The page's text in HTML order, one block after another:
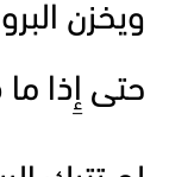
ويخزن
حتى إِذا